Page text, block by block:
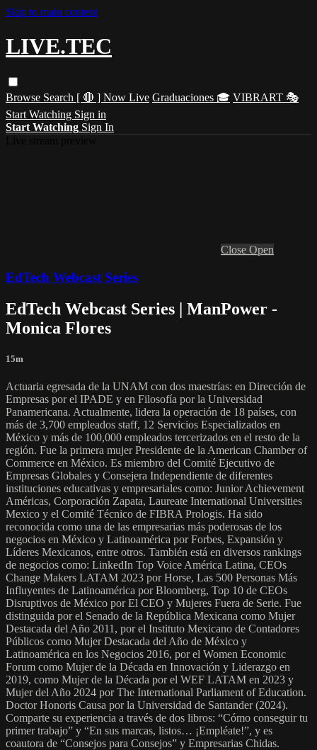
Skip to main content
LIVE.TEC
Browse Search [ 🔴 ] Now Live Graduaciones 🎓 VIBRART 🎭
Start Watching Sign in
Start Watching Sign In
Close Open
EdTech Webcast Series
EdTech Webcast Series | ManPower -
Monica Flores
15m
Actuaria egresada de la UNAM con dos maestrías: en Dirección de
Empresas por el IPADE y en Filosofía por la Universidad
Panamericana. Actualmente, lidera la operación de 18 países, con
más de 3,700 empleados staff, 12 Servicios Especializados en
México y más de 100,000 empleados tercerizados en el resto de la
región. Fue la primera mujer Presidente de la American Chamber of
Commerce en México. Es miembro del Comité Ejecutivo de
Empresas Globales y Consejera Independiente de diferentes
instituciones educativas y empresariales como: Junior Achievement
Américas, Corporación Zapata, Laureate International Universities
Mexico y el Comité Técnico de FIBRA Prologis. Ha sido
reconocida como una de las empresarias más poderosas de los
negocios en México y Latinoamérica por Forbes, Expansión y
Líderes Mexicanos, entre otros. También está en diversos rankings
de negocios como: LinkedIn Top Voice América Latina, CEOs
Change Makers LATAM 2023 por Horse, Las 500 Personas Más
Influyentes de Latinoamérica por Bloomberg, Top 10 de CEOs
Disruptivos de México por El CEO y Mujeres Fuera de Serie. Fue
distinguida por el Senado de la República Mexicana como Mujer
Destacada del Año 2011, por el Instituto Mexicano de Contadores
Públicos como Mujer Destacada del Año de México y
Latinoamérica en los Negocios 2016, por el Women Economic
Forum como Mujer de la Década en Innovación y Liderazgo en
2019, como Mujer de la Década por el WEF LATAM en 2023 y
Mujer del Año 2024 por The International Parliament of Education.
Doctor Honoris Causa por la Universidad de Santander (2024).
Comparte su experiencia a través de dos libros: “Cómo conseguir tu
primer trabajo” y “En sus marcas, listos… ¡Empléate!”, y es
coautora de “Consejos para Consejos” y Empresarias Chidas.